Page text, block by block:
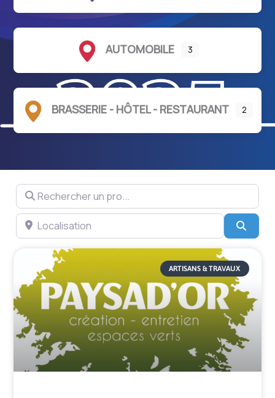
AUTOMOBILE 3
BRASSERIE - HÔTEL - RESTAURANT 2
Rechercher un pro...
Localisation
ARTISANS & TRAVAUX